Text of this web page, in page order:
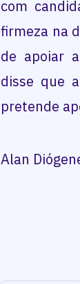
com
firmeza na
de apoiar
disse que
pretende
Alan